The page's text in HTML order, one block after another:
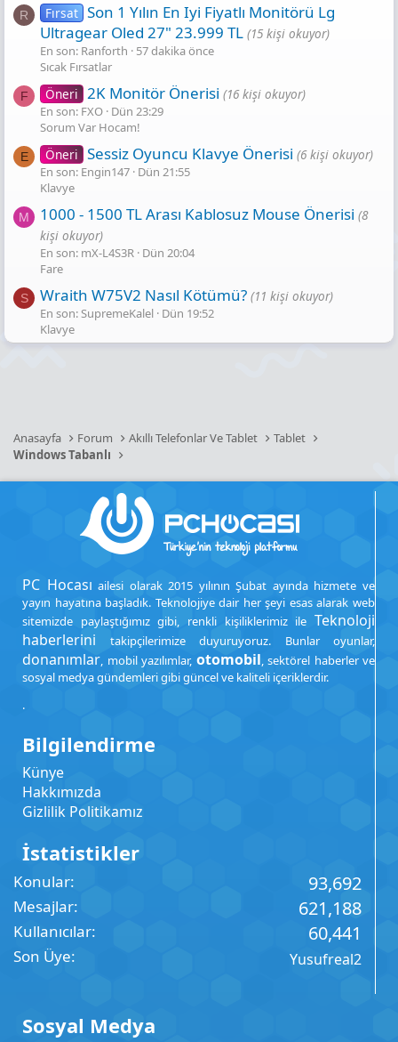
R Fırsat Son 1 Yılın En Iyi Fiyatlı Monitörü Lg
Ultragear Oled 27" 23.999 TL (15 kişi okuyor)
En son: Ranforth
57 dakika önce
Sıcak Fırsatlar
F Öneri 2K Monitör Önerisi (16 kişi okuyor)
En son: FXO Dün 23:29
Sorum Var Hocam!
E Öneri Sessiz Oyuncu Klavye Önerisi (6 kişi okuyor)
En son: Engin147 Dün 21:55
Klavye
M 1000 - 1500 TL Arası Kablosuz Mouse Önerisi (8
kişi okuyor)
En son: mX-L4S3R
Dün 20:04
Fare
S Wraith W75V2 Nasıl Kötümü? (11 kişi okuyor)
En son: SupremeKalel Dün 19:52
Klavye
Anasayfa Forum Akıllı Telefonlar Ve Tablet
Tablet
Windows Tabanlı
PC Hocası ailesi olarak 2015 yılının Şubat ayında hizmete ve
yayın hayatına başladık. Teknolojiye dair her şeyi esas alarak web
sitemizde paylaştığımız gibi, renkli kişiliklerimiz ile Teknoloji
haberlerini takipçilerimize duyuruyoruz. Bunlar oyunlar,
donanımlar, mobil yazılımlar, otomobil, sektörel haberler ve
sosyal medya gündemleri gibi güncel ve kaliteli içeriklerdir.
.
Bilgilendirme
Künye
Hakkımızda
Gizlilik Politikamız
İstatistikler
Konular 93,692
Mesajlar 621,188
Kullanıcılar 60,441
Son Üye Yusufreal2
Sosyal Medya